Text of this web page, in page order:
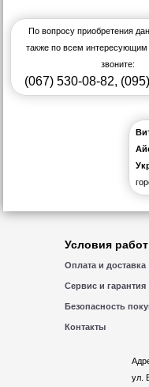
По вопросу приобретения
также по всем интересующим
звоните:
(067) 530-08-82,
Условия
Оплата и доставка
Сервис и гарантия
Безопасность
Контакты
ул.